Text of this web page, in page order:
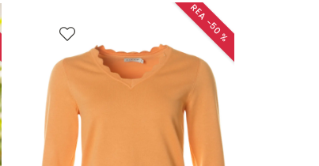
REA −50 %